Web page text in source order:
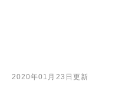
2020年01月23日更新